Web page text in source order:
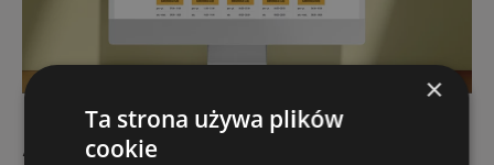
Activklub – strona internetowa sieci
×
Ta strona używa plików
cookie